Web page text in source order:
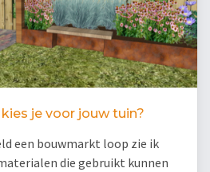
je voor jouw tuin?
een bouwmarkt loop zie ik
die gebruikt kunnen